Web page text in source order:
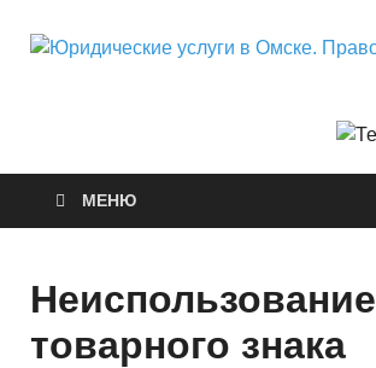
МЕНЮ
Неиспользование
товарного знака